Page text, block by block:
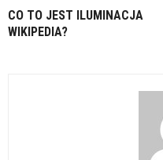
CO TO JEST ILUMINACJA
WIKIPEDIA?